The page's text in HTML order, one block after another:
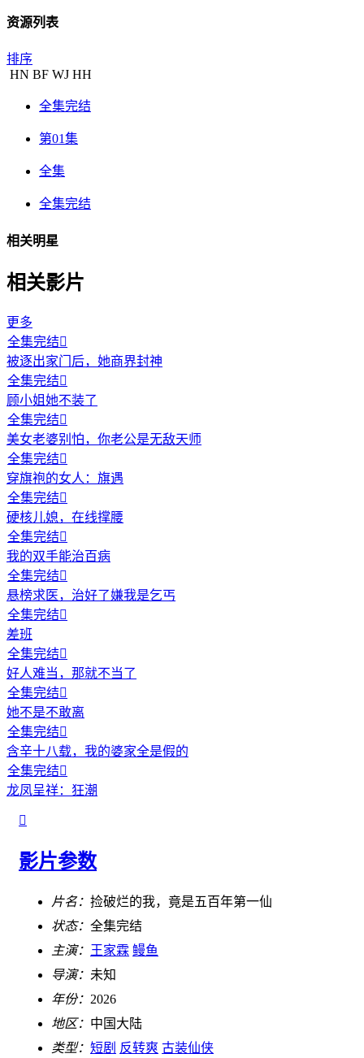
资源列表
排序
HN BF WJ HH
全集完结
第01集
全集
全集完结
相关明星
相关影片
更多
全集完结
被逐出家门后，她商界封神
全集完结
顾小姐她不装了
全集完结
美女老婆别怕，你老公是无敌天师
全集完结
穿旗袍的女人：旗遇
全集完结
硬核儿媳，在线撑腰
全集完结
我的双手能治百病
全集完结
悬榜求医，治好了嫌我是乞丐
全集完结
差班
全集完结
好人难当，那就不当了
全集完结
她不是不敢离
全集完结
含辛十八载，我的婆家全是假的
全集完结
龙凤呈祥：狂潮

影片参数
片名： 捡破烂的我，竟是五百年第一仙
状态： 全集完结
主演： 王家霖 鳗鱼
导演： 未知
年份： 2026
地区： 中国大陆
类型： 短剧 反转爽 古装仙侠